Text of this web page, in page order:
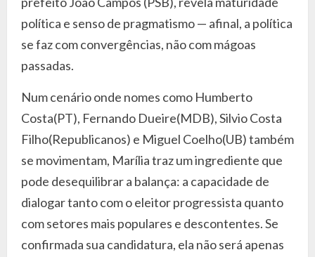
política e senso de pragmatismo — afinal, a política
se faz com convergências, não com mágoas
passadas.
Num cenário onde nomes como Humberto
Costa(PT), Fernando Dueire(MDB), Silvio Costa
Filho(Republicanos) e Miguel Coelho(UB) também
se movimentam, Marília traz um ingrediente que
pode desequilibrar a balança: a capacidade de
dialogar tanto com o eleitor progressista quanto
com setores mais populares e descontentes. Se
confirmada sua candidatura, ela não será apenas